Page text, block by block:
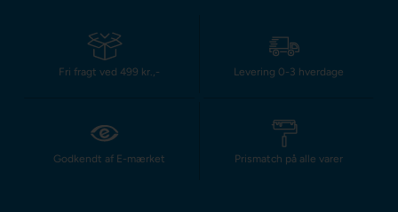
Fri fragt ved 499 kr.,- Levering 0-3 hverdage
Godkendt af E-mærket Prismatch på alle varer